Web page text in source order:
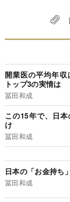
開業医の平均年
トップ3の実情は
冨田和成
この15年で、日
け
冨田和成
日本の「お金持ち
冨田和成